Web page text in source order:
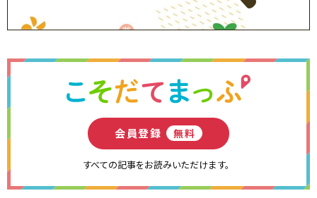
会員登録 無料
すべての記事をお読みいただけます。